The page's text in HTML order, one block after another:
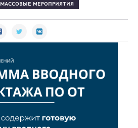
МАССОВЫЕ МЕРОПРИЯТИЯ